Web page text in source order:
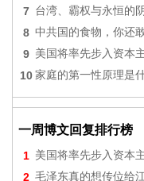
7 台湾、霸权与永恒的
8 中共国的食物，你还
9 美国将率先步入资本
10 家庭的第一性原理是
一周博文回复排行榜
1 美国将率先步入资本
2 毛泽东真的想传位给